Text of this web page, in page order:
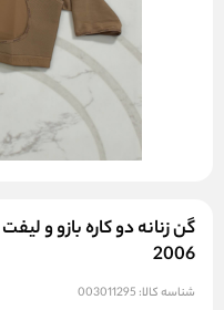
گن زنانه دو کاره بازو و
2006
شناسه کالا: 003011295